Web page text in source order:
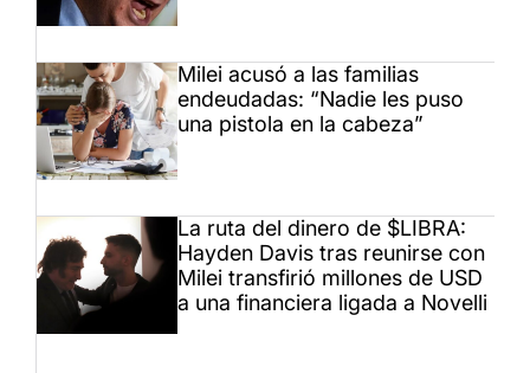
Milei acusó a las familias
endeudadas: “Nadie les puso
una pistola en la cabeza”
La ruta del dinero de $LIBRA:
Hayden Davis tras reunirse con
Milei transfirió millones de USD
a una financiera ligada a Novelli